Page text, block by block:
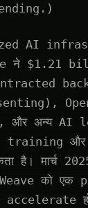
AI
ने $1.21
अन्य AI
training
है। मार्च
को एक